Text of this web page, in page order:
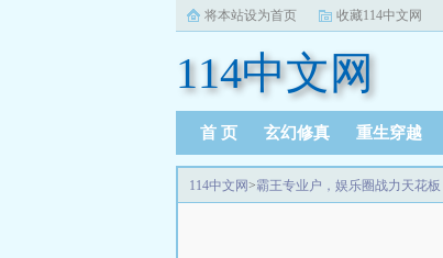
将本站设为首页 收藏114中文网
114中文网
首 页 玄幻修真 重生穿越
114中文网>霸王专业户，娱乐圈战力天花板